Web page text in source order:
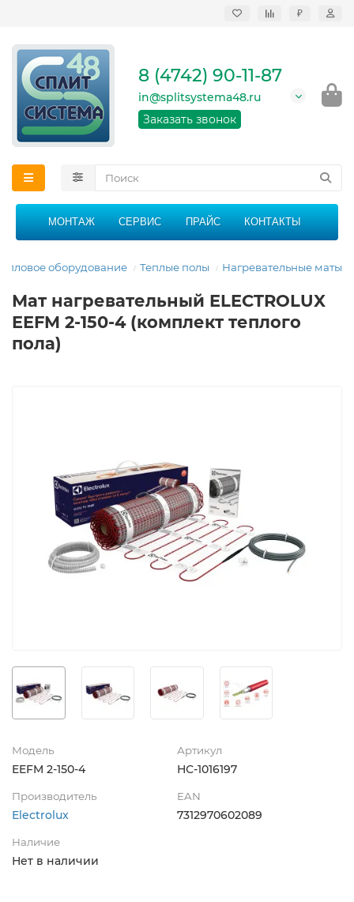
₽
кондиционеров в
области
График работы: 9:00 -
21:00 без перерыва и
8 (4742) 90-11-87
in@splitsystema48.ru
Заказать звонок
МОНТАЖ СЕРВИС ПРАЙС КОНТАКТЫ
оборудование Теплые полы Нагревательные маты
Мат нагревательный ELECTROLUX
EEFM 2-150-4 (комплект теплого
пола)
Модель
EEFM 2-150-4
Артикул
НС-1016197
Производитель
Electrolux
EAN
7312970602089
Наличие
Нет в наличии